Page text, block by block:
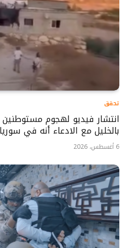
تحقق
انتشار فيديو لهجوم مستوطنين
بالخليل مع الادعاء أنه في سوريا
6 أغسطس، 2026